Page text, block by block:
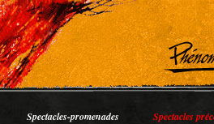
Spectacles-promenades Spectacles